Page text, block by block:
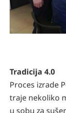
Tradicija 4.0
Proces izrade
traje nekoliko
u sobu za